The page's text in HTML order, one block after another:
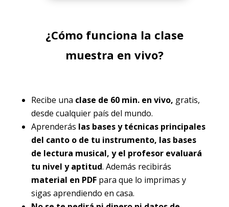
¿Cómo funciona la clase
muestra en vivo?
Recibe una clase de 60 min. en vivo, gratis,
desde cualquier país del mundo.
Aprenderás las bases y técnicas principales
del canto o de tu instrumento, las bases
de lectura musical, y el profesor evaluará
tu nivel y aptitud. Además recibirás
material en PDFpara que lo imprimas y
sigas aprendiendo en casa.